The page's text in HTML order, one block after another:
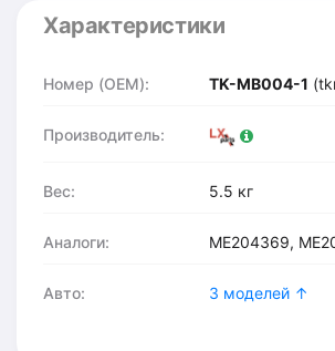
Характеристики
Номер (OEM): TK-MB004-1
Производитель:
Вес: 5.5 кг
Аналоги: ME204369,
Авто: 3 моделей ↑